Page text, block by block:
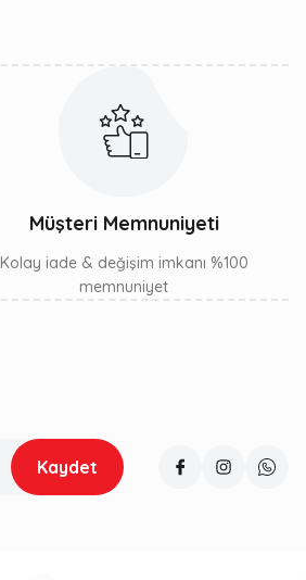
Müşteri Memnuniyeti
Kolay iade & değişim imkanı %100
memnuniyet
Kaydet